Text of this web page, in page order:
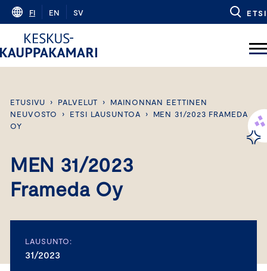
Skip
content
FI EN SV ETSI
ETUSIVU › PALVELUT ›
MAINONNAN EETTINEN
NEUVOSTO
› ETSI LAUSUNTOA ›
MEN 31/2023 FRAMEDA
OY
MEN 31/2023
Frameda Oy
LAUSUNTO:
31/2023